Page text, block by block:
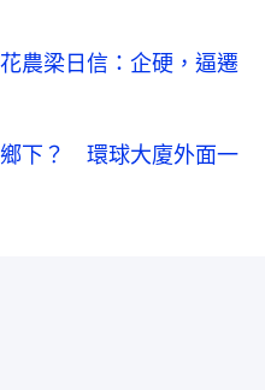
農梁日信：企硬，逼遷
鄉下？ 環球大廈外面一